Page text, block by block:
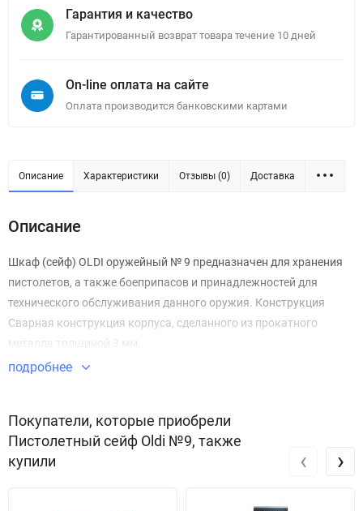
Гарантия и качество
Гарантированный возврат товара течение 10 дней
On-line оплата на сайте
Оплата производится банковскими картами
Описание Характеристики Отзывы (0) Доставка
Описание
Шкаф (сейф) OLDI оружейный № 9 предназначен для хранения
пистолетов, а также боеприпасов и принадлежностей для
технического обслуживания данного оружия. Конструкция
Сварная конструкция корпуса, сделанного из прокатного
металла толщиной 3 мм..
подробнее
Покупатели, которые приобрели
Пистолетный сейф Oldi №9, также
купили
‹ ›